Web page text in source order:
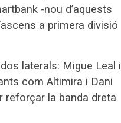
-nou d’aquests
a primera divisió
laterals: Migue Leal i
com Altimira i Dani
reforçar la banda dreta